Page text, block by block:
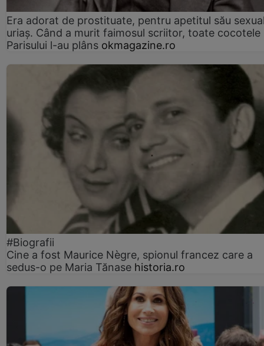
Era adorat de prostituate, pentru apetitul său
uriaș. Când a murit faimosul scriitor, toate cocotele
Parisului l-au plâns okmagazine.ro
#Biografii
Cine a fost Maurice Nègre, spionul francez care a
sedus-o pe Maria Tănase historia.ro